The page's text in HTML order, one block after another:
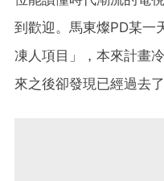
到歡迎。馬東燦PD某一
凍人項目」，本來計畫
來之後卻發現已經過去了